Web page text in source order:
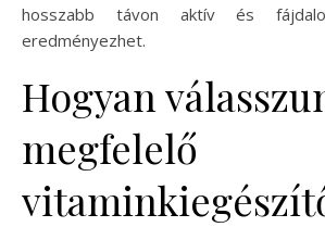
hosszabb távon aktív és
eredményezhet.
Hogyan
megfelelő